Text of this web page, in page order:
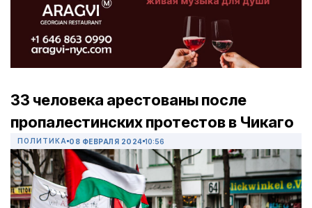
33 человека арестованы после
пропалестинских протестов в Чикаго
ПОЛИТИКА 08 ФЕВРАЛЯ 2024 10:56